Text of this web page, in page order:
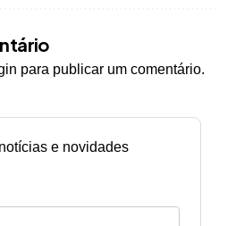
para publicar um comentário.
e novidades